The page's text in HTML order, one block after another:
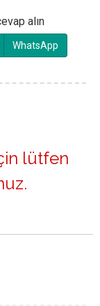
alın
WhatsApp
lütfen
.